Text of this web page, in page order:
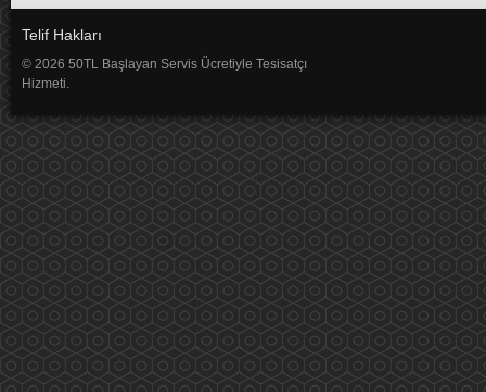
Telif Hakları
© 2026 50TL Başlayan Servis Ücretiyle Tesisatçı
Hizmeti.